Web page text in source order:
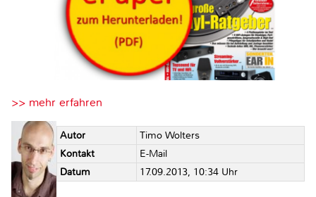
>> mehr erfahren
Autor
Timo Wolters
Kontakt
E-Mail
Datum
17.09.2013, 10:34 Uhr